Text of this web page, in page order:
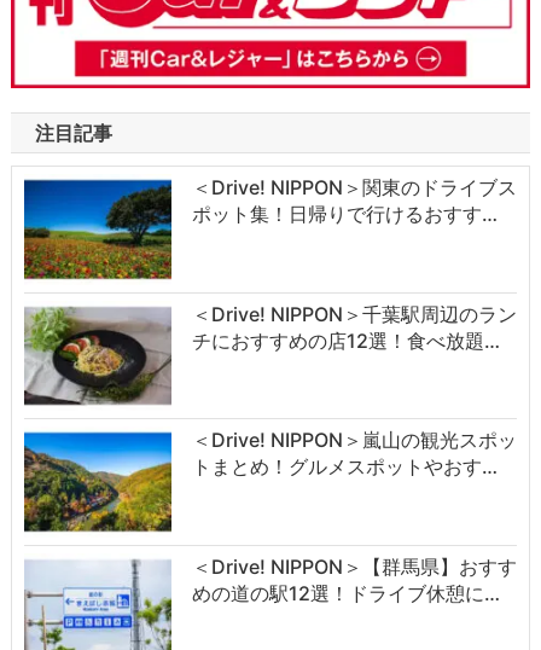
注目記事
＜Drive! NIPPON＞関東のドライブス
ポット集！日帰りで行けるおすす…
＜Drive! NIPPON＞千葉駅周辺のラン
チにおすすめの店12選！食べ放題…
＜Drive! NIPPON＞嵐山の観光スポッ
トまとめ！グルメスポットやおす…
＜Drive! NIPPON＞【群馬県】おすす
めの道の駅12選！ドライブ休憩に…